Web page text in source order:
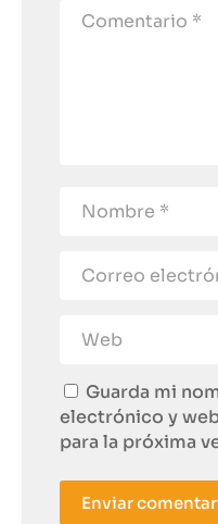
Guarda mi
electrónico y
para la próxima
Enviar